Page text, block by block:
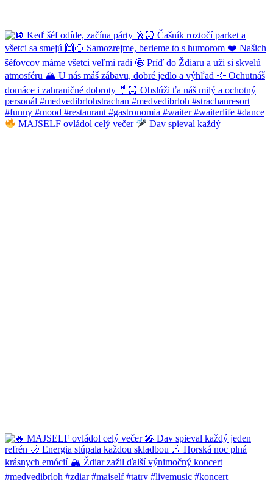
MAJSELF ovládol celý večer Dav spieval každý